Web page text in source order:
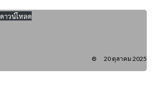
ดาวน์โหลด
20 ตุลาคม 2025